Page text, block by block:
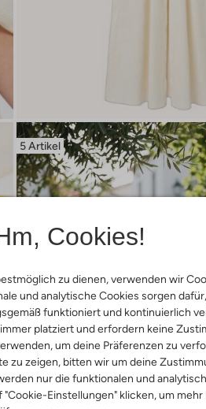
Cookies!
zu dienen, verwenden wir
und analytische Cookies sorgen
funktioniert und kontinuierlich
platziert und erfordern keine
um deine Präferenzen zu
zu zeigen, bitten wir um deine
nur die funktionalen und
"Cookie-Einstellungen" klicken, um
5 Artikel